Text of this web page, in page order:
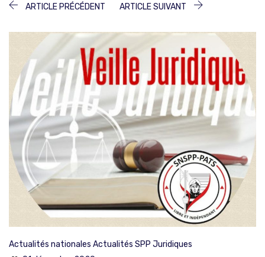
NAVIGATION
L’ARTICLE
ARTICLE PRÉCÉDENT ARTICLE
ARTICLE SUIVANT
ARTICLE
Actualités nationales Actualités SPP Juridiques